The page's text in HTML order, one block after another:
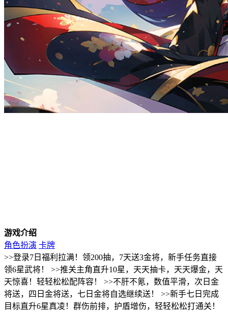
游戏介绍
角色扮演 卡牌
>>登录7日福利拉满！领200抽，7天送3金将，新手任务直接
领6星武将！ >>推关主角直升10星，天天抽卡，天天爆金，天
天惊喜！轻轻松松配阵容！ >>不肝不氪，数值平滑，次日金
将送，四日金将送，七日金将自选继续送！ >>新手七日完成
目标直升6星真凌！群伤前排，护盾增伤，轻轻松松打通关！